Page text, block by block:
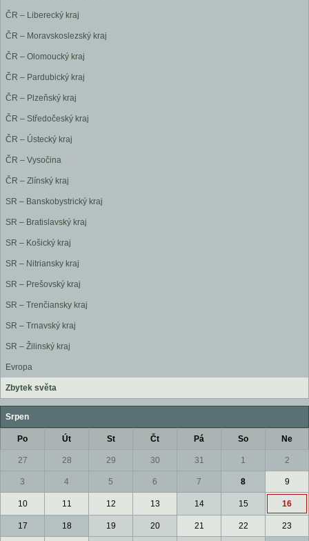
ČR – Liberecký kraj
ČR – Moravskoslezský kraj
ČR – Olomoucký kraj
ČR – Pardubický kraj
ČR – Plzeňský kraj
ČR – Středočeský kraj
ČR – Ústecký kraj
ČR – Vysočina
ČR – Zlínský kraj
SR – Banskobystrický kraj
SR – Bratislavský kraj
SR – Košický kraj
SR – Nitriansky kraj
SR – Prešovský kraj
SR – Trenčiansky kraj
SR – Trnavský kraj
SR – Žilinský kraj
Evropa
Zbytek světa
Srpen
Po Út St Čt Pá So Ne
27 28 29 30 31 1 2
3 4 5 6 7 8 9
10 11 12 13 14 15 16
17 18 19 20 21 22 23